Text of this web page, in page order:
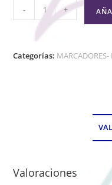
- +
Categorías:
Valoraciones